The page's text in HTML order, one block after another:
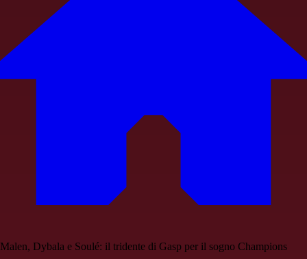
Malen, Dybala e Soulé: il tridente di Gasp per il sogno Champions